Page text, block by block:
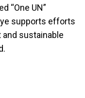
“One UN”
supports efforts
sustainable